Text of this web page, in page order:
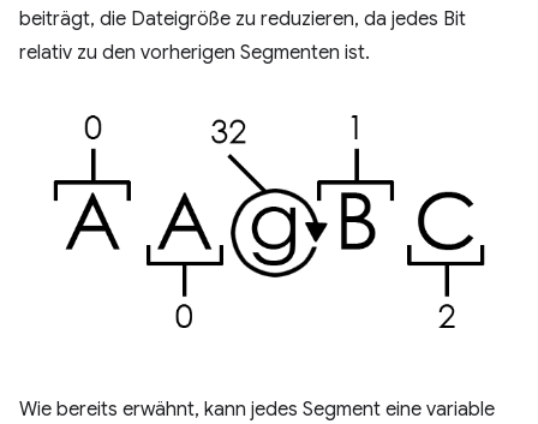
beiträgt, die Dateigröße zu reduzieren, da jedes Bit
relativ zu den vorherigen Segmenten ist.
Wie bereits erwähnt, kann jedes Segment eine variable